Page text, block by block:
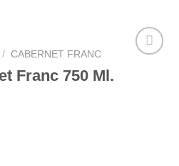
/ CABERNET FRANC
Franc 750 Ml.